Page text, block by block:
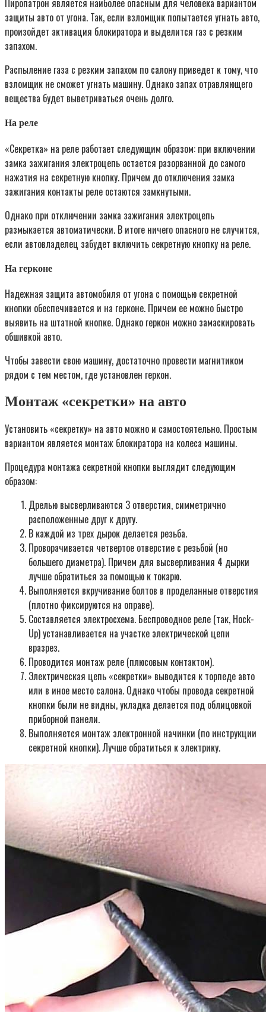
Пиропатрон является наиболее опасным для человека вариантом
защиты авто от угона. Так, если взломщик попытается угнать авто,
произойдет активация блокиратора и выделится газ с резким
запахом.
Распыление газа с резким запахом по салону приведет к тому, что
взломщик не сможет угнать машину. Однако запах отравляющего
вещества будет выветриваться очень долго.
На реле
«Секретка» на реле работает следующим образом: при включении
замка зажигания электроцепь остается разорванной до самого
нажатия на секретную кнопку. Причем до отключения замка
зажигания контакты реле остаются замкнутыми.
Однако при отключении замка зажигания электроцепь
размыкается автоматически. В итоге ничего опасного не случится,
если автовладелец забудет включить секретную кнопку на реле.
На герконе
Надежная защита автомобиля от угона с помощью секретной
кнопки обеспечивается и на герконе. Причем ее можно быстро
выявить на штатной кнопке. Однако геркон можно замаскировать
обшивкой авто.
Чтобы завести свою машину, достаточно провести магнитиком
рядом с тем местом, где установлен геркон.
Монтаж «секретки» на авто
Установить «секретку» на авто можно и самостоятельно. Простым
вариантом является монтаж блокиратора на колеса машины.
Процедура монтажа секретной кнопки выглядит следующим
образом:
Дрелью высверливаются 3 отверстия, симметрично
расположенные друг к другу.
В каждой из трех дырок делается резьба.
Проворачивается четвертое отверстие с резьбой (но
большего диаметра). Причем для высверливания 4 дырки
лучше обратиться за помощью к токарю.
Выполняется вкручивание болтов в проделанные отверстия
(плотно фиксируются на оправе).
Составляется электросхема. Беспроводное реле (так, Hock-
Up) устанавливается на участке электрической цепи
вразрез.
Проводится монтаж реле (плюсовым контактом).
Электрическая цепь «секретки» выводится к торпеде авто
или в иное место салона. Однако чтобы провода секретной
кнопки были не видны, укладка делается под облицовкой
приборной панели.
Выполняется монтаж электронной начинки (по инструкции
секретной кнопки). Лучше обратиться к электрику.